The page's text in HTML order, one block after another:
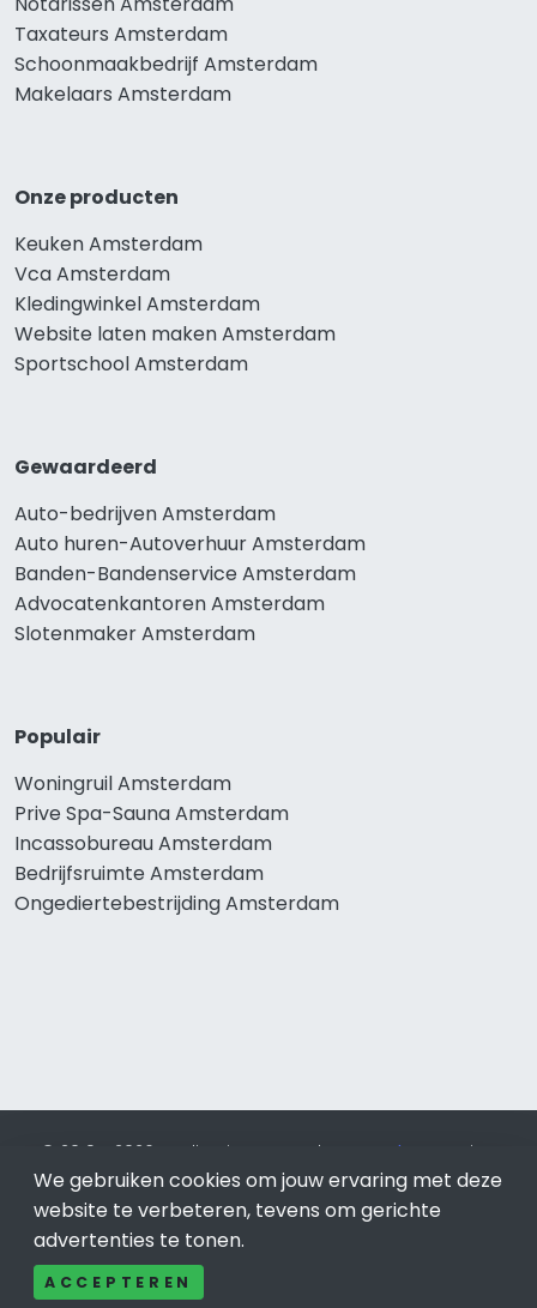
Taxateurs Amsterdam
Schoonmaakbedrijf Amsterdam
Makelaars Amsterdam
Onze producten
Keuken Amsterdam
Vca Amsterdam
Kledingwinkel Amsterdam
Website laten maken Amsterdam
Sportschool Amsterdam
Gewaardeerd
Auto-bedrijven Amsterdam
Auto huren-Autoverhuur Amsterdam
Banden-Bandenservice Amsterdam
Advocatenkantoren Amsterdam
Slotenmaker Amsterdam
Populair
Woningruil Amsterdam
Prive Spa-Sauna Amsterdam
Incassobureau Amsterdam
Bedrijfsruimte Amsterdam
Ongediertebestrijding Amsterdam
© 2019 - 2026 Realisatie en SEO door SEO-bureau
Lion
Internet. Betaal alleen voor bewezen resultaten?SEO
optimalisatie No Cure No Pay.Amsterdamis onderdeel van
Lion Internet.
We gebruiken cookies om jouw ervaring met deze
website te verbeteren, tevens om gerichte
advertenties te tonen.
ACCEPTEREN